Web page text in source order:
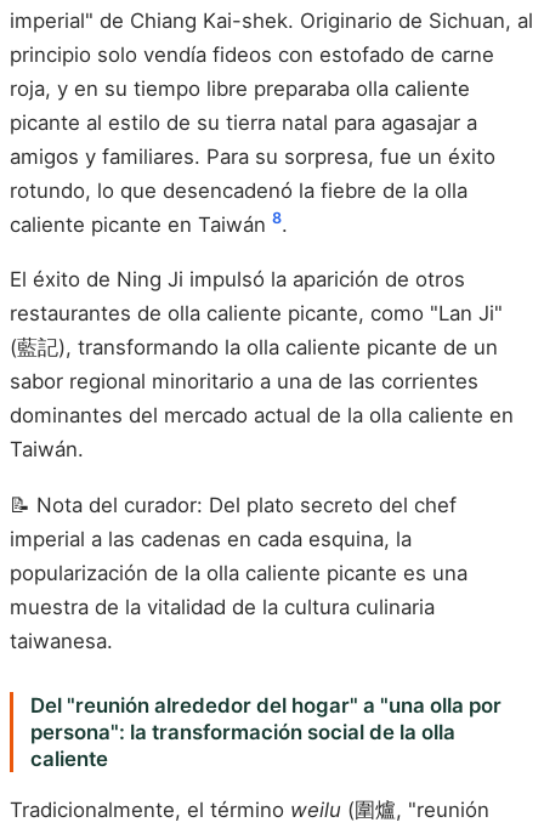
imperial" de Chiang Kai-shek. Originario de Sichuan, al
principio solo vendía fideos con estofado de carne
roja, y en su tiempo libre preparaba olla caliente
picante al estilo de su tierra natal para agasajar a
amigos y familiares. Para su sorpresa, fue un éxito
rotundo, lo que desencadenó la fiebre de la olla
caliente picante en Taiwán 8.
El éxito de Ning Ji impulsó la aparición de otros
restaurantes de olla caliente picante, como "Lan Ji"
(藍記), transformando la olla caliente picante de un
sabor regional minoritario a una de las corrientes
dominantes del mercado actual de la olla caliente en
Taiwán.
📝 Nota del curador: Del plato secreto del chef
imperial a las cadenas en cada esquina, la
popularización de la olla caliente picante es una
muestra de la vitalidad de la cultura culinaria
taiwanesa.
Del "reunión alrededor del hogar" a "una olla por
persona": la transformación social de la olla
caliente
Tradicionalmente, el término weilu (圍爐, "reunión